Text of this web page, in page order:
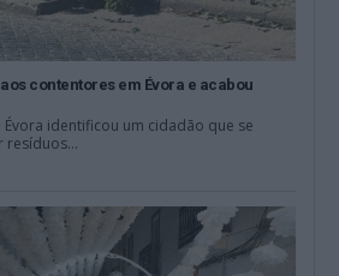
contentores em Évora e acabou
identificou um cidadão que se
resíduos...